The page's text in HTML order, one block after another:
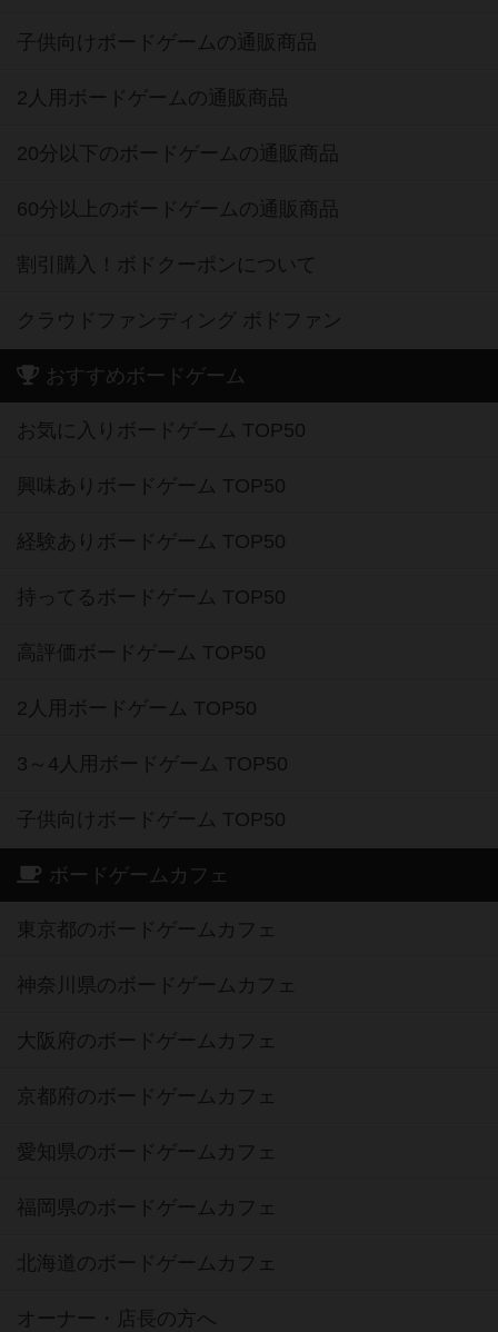
子供向けボードゲームの通販商品
2人用ボードゲームの通販商品
20分以下のボードゲームの通販商品
60分以上のボードゲームの通販商品
割引購入！ボドクーポンについて
クラウドファンディング ボドファン
おすすめボードゲーム
お気に入りボードゲーム TOP50
興味ありボードゲーム TOP50
経験ありボードゲーム TOP50
持ってるボードゲーム TOP50
高評価ボードゲーム TOP50
2人用ボードゲーム TOP50
3～4人用ボードゲーム TOP50
子供向けボードゲーム TOP50
ボードゲームカフェ
東京都のボードゲームカフェ
神奈川県のボードゲームカフェ
大阪府のボードゲームカフェ
京都府のボードゲームカフェ
愛知県のボードゲームカフェ
福岡県のボードゲームカフェ
北海道のボードゲームカフェ
オーナー・店長の方へ